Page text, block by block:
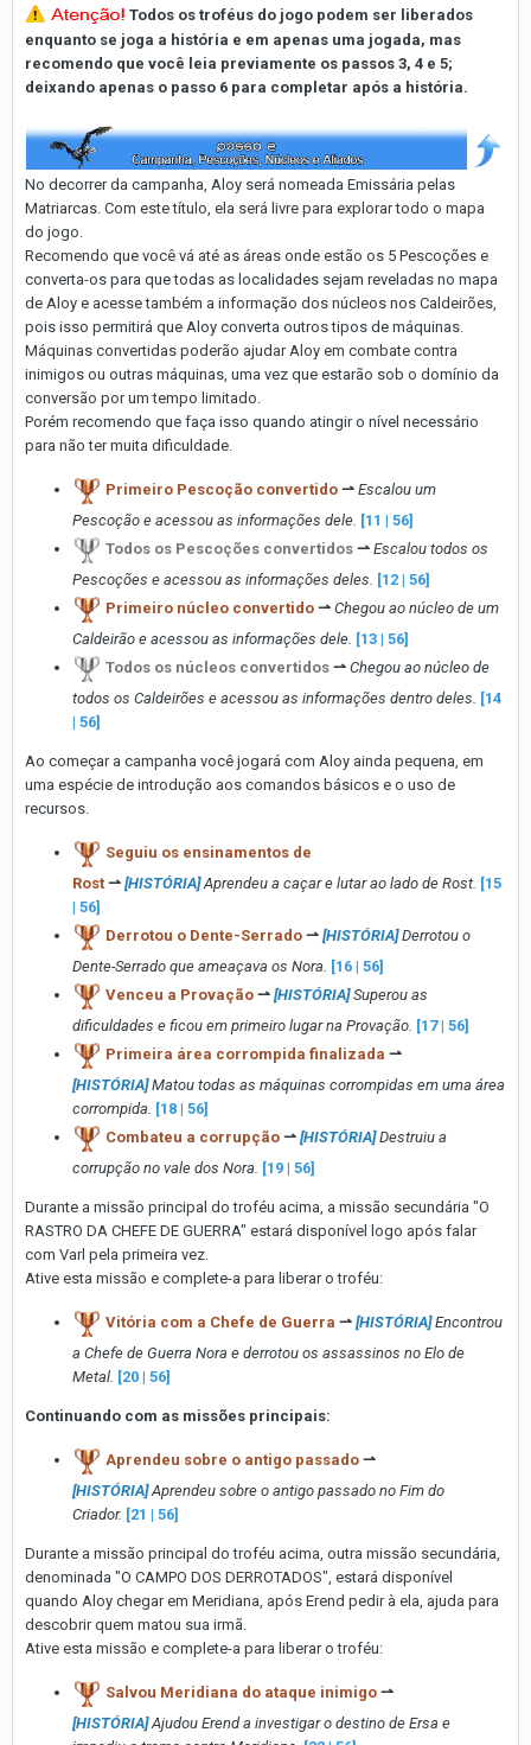
Todos os troféus do jogo podem ser liberados
enquanto se joga a história e em apenas uma jogada, mas
recomendo que você leia previamente os passos 3, 4 e 5;
deixando apenas o passo 6 para completar após a história.
No decorrer da campanha, Aloy será nomeada Emissária pelas
Matriarcas. Com este título, ela será livre para explorar todo o mapa
do jogo.
Recomendo que você vá até as áreas onde estão os 5 Pescoções e
converta-os para que todas as localidades sejam reveladas no mapa
de Aloy e acesse também a informação dos núcleos nos Caldeirões,
pois isso permitirá que Aloy converta outros tipos de máquinas.
Máquinas convertidas poderão ajudar Aloy em combate contra
inimigos ou outras máquinas, uma vez que estarão sob o domínio da
conversão por um tempo limitado.
Porém recomendo que faça isso quando atingir o nível necessário
para não ter muita dificuldade.
Primeiro Pescoção convertido ⇀ Escalou um
Pescoção e acessou as informações dele. [11 | 56]
Todos os Pescoções convertidos ⇀ Escalou todos os
Pescoções e acessou as informações deles. [12 | 56]
Primeiro núcleo convertido ⇀ Chegou ao núcleo de um
Caldeirão e acessou as informações dele. [13 | 56]
Todos os núcleos convertidos ⇀ Chegou ao núcleo de
todos os Caldeirões e acessou as informações dentro deles. [14
| 56]
Ao começar a campanha você jogará com Aloy ainda pequena, em
uma espécie de introdução aos comandos básicos e o uso de
recursos.
Seguiu os ensinamentos de
Rost ⇀ [HISTÓRIA] Aprendeu a caçar e lutar ao lado de Rost. [15
| 56]
Derrotou o Dente-Serrado ⇀ [HISTÓRIA] Derrotou o
Dente-Serrado que ameaçava os Nora. [16 | 56]
Venceu a Provação ⇀ [HISTÓRIA] Superou as
dificuldades e ficou em primeiro lugar na Provação. [17 | 56]
Primeira área corrompida finalizada ⇀
[HISTÓRIA] Matou todas as máquinas corrompidas em uma área
corrompida. [18 | 56]
Combateu a corrupção ⇀ [HISTÓRIA] Destruiu a
corrupção no vale dos Nora. [19 | 56]
Durante a missão principal do troféu acima, a missão secundária "O
RASTRO DA CHEFE DE GUERRA" estará disponível logo após falar
com Varl pela primeira vez.
Ative esta missão e complete-a para liberar o troféu:
Vitória com a Chefe de Guerra ⇀ [HISTÓRIA] Encontrou
a Chefe de Guerra Nora e derrotou os assassinos no Elo de
Metal. [20 | 56]
Continuando com as missões principais:
Aprendeu sobre o antigo passado ⇀
[HISTÓRIA] Aprendeu sobre o antigo passado no Fim do
Criador. [21 | 56]
Durante a missão principal do troféu acima, outra missão secundária,
denominada "O CAMPO DOS DERROTADOS", estará disponível
quando Aloy chegar em Meridiana, após Erend pedir à ela, ajuda para
descobrir quem matou sua irmã.
Ative esta missão e complete-a para liberar o troféu:
Salvou Meridiana do ataque inimigo ⇀
[HISTÓRIA] Ajudou Erend a investigar o destino de Ersa e